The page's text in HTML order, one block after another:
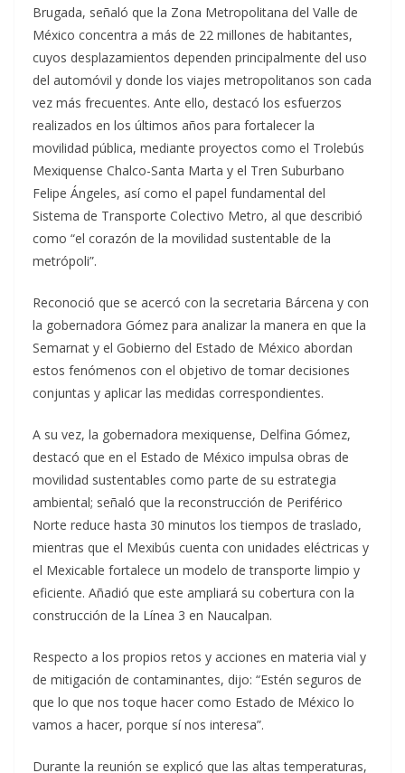
Brugada, señaló que la Zona Metropolitana del Valle de
México concentra a más de 22 millones de habitantes,
cuyos desplazamientos dependen principalmente del uso
del automóvil y donde los viajes metropolitanos son cada
vez más frecuentes. Ante ello, destacó los esfuerzos
realizados en los últimos años para fortalecer la
movilidad pública, mediante proyectos como el Trolebús
Mexiquense Chalco-Santa Marta y el Tren Suburbano
Felipe Ángeles, así como el papel fundamental del
Sistema de Transporte Colectivo Metro, al que describió
como “el corazón de la movilidad sustentable de la
metrópoli”.
Reconoció que se acercó con la secretaria Bárcena y con
la gobernadora Gómez para analizar la manera en que la
Semarnat y el Gobierno del Estado de México abordan
estos fenómenos con el objetivo de tomar decisiones
conjuntas y aplicar las medidas correspondientes.
A su vez, la gobernadora mexiquense, Delfina Gómez,
destacó que en el Estado de México impulsa obras de
movilidad sustentables como parte de su estrategia
ambiental; señaló que la reconstrucción de Periférico
Norte reduce hasta 30 minutos los tiempos de traslado,
mientras que el Mexibús cuenta con unidades eléctricas y
el Mexicable fortalece un modelo de transporte limpio y
eficiente. Añadió que este ampliará su cobertura con la
construcción de la Línea 3 en Naucalpan.
Respecto a los propios retos y acciones en materia vial y
de mitigación de contaminantes, dijo: “Estén seguros de
que lo que nos toque hacer como Estado de México lo
vamos a hacer, porque sí nos interesa”.
Durante la reunión se explicó que las altas temperaturas,